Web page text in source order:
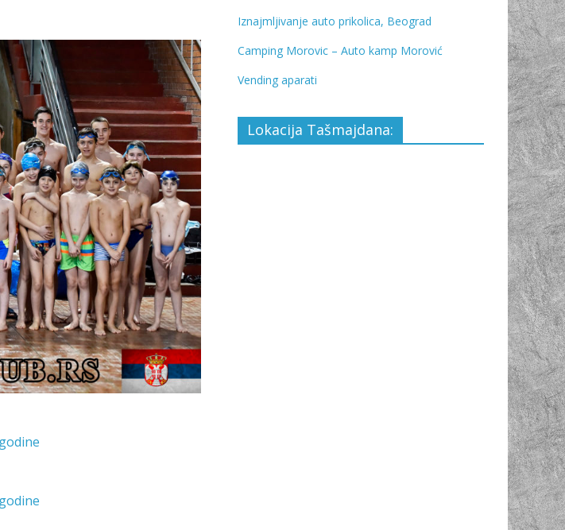
Iznajmljivanje auto prikolica, Beograd
Camping Morovic – Auto kamp Morović
Vending aparati
Lokacija Tašmajdana: